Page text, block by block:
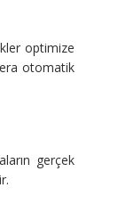
optimize
otomatik
gerçek